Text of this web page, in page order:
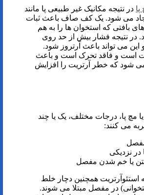
پا در نتیجه مکانیک غیر طبیعی پا مانند
می شود. یک کف صاف باعث ثبات
بافتی که استخوان ها را به هم
نتیجه فشار بیش از حد روی
می تواند باعث آرتروز شود.
است و فاقد تحرک است و باعث
شود که خطر آرتریت را افزایش
یا مچ پا، درجات مختلف، یک یا چند
می کنند:
نزدیکی
یا خم شدن مفصل
استئوآرتریت همچنین دچار خلط
در مفصل مبتلا می شوند.